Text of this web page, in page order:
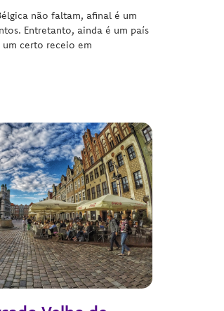
não faltam, afinal é um
Entretanto, ainda é um país
certo receio em